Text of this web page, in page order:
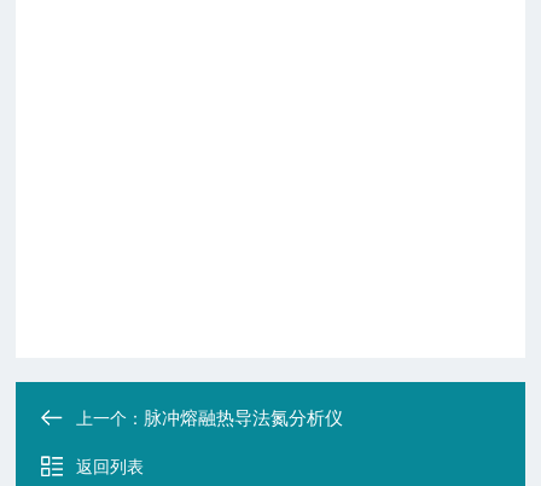
上一个： 脉冲熔融热导法氮分析仪
返回列表